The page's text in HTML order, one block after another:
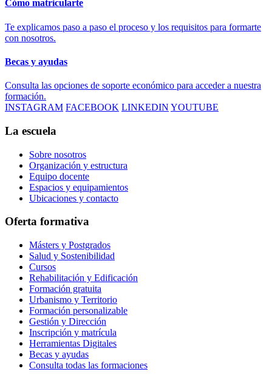
Cómo matricularte
Te explicamos paso a paso el proceso y los requisitos para formarte
con nosotros.
Becas y ayudas
Consulta las opciones de soporte económico para acceder a nuestra
formación.
INSTAGRAM FACEBOOK LINKEDIN YOUTUBE
La escuela
Sobre nosotros
Organización y estructura
Equipo docente
Espacios y equipamientos
Ubicaciones y contacto
Oferta formativa
Másters y Postgrados
Salud y Sostenibilidad
Cursos
Rehabilitación y Edificación
Formación gratuita
Urbanismo y Territorio
Formación personalizable
Gestión y Dirección
Inscripción y matrícula
Herramientas Digitales
Becas y ayudas
Consulta todas las formaciones